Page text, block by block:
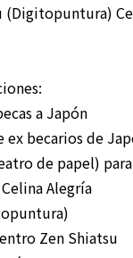
(Digitopuntura)
a Japón
ex becarios de
de papel)
Alegría
Zen Shiatsu